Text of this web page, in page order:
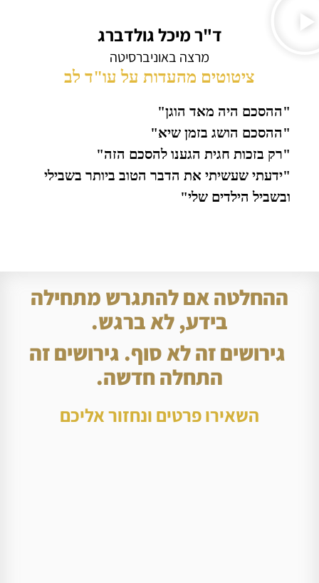
ד"ר מיכל גולדברג
מרצה באוניברסיטה
ציטוטים מהעדות על עו"ד לב
"ההסכם היה מאד הוגן"
"ההסכם הושג בזמן שיא"
"רק בזכות חגית הגענו להסכם הזה"
"ידעתי שעשיתי את הדבר הטוב ביותר בשבילי
ובשביל הילדים שלי"
ההחלטה אם להתגרש מתחילה
בידע, לא ברגש.
גירושים זה לא סוף. גירושים זה
התחלה חדשה.
השאירו פרטים ונחזור אליכם